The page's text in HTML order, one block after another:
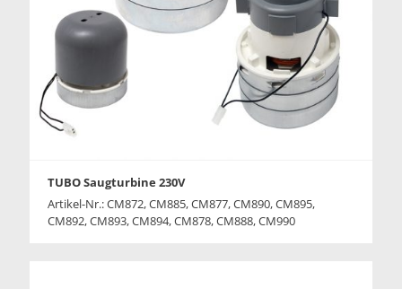
TUBO Saugturbine 230V
Artikel-Nr.: CM872, CM885, CM877, CM890, CM895,
CM892, CM893, CM894, CM878, CM888, CM990